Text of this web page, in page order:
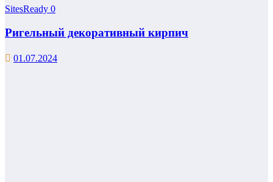
SitesReady 0
Ригельный декоративный кирпич
01.07.2024